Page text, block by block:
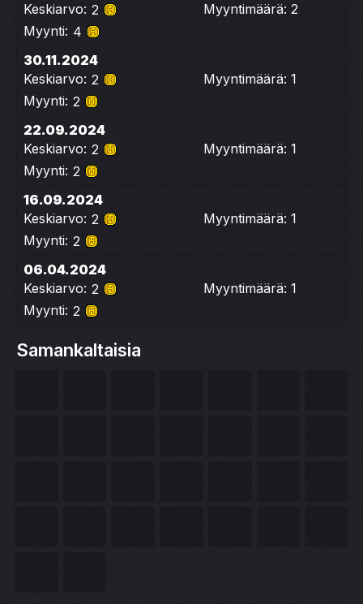
Keskiarvo: 2
Myyntimäärä: 2
Myynti: 4
30.11.2024
Keskiarvo: 2
Myyntimäärä: 1
Myynti: 2
22.09.2024
Keskiarvo: 2
Myyntimäärä: 1
Myynti: 2
16.09.2024
Keskiarvo: 2
Myyntimäärä: 1
Myynti: 2
06.04.2024
Keskiarvo: 2
Myyntimäärä: 1
Myynti: 2
Samankaltaisia